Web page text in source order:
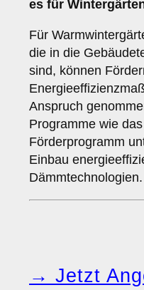
es für
Für
die in die
sind, können
Anspruch
Programme wie
Förderprogramm
Einbau
Dämmtechnologien.
→ Jetzt